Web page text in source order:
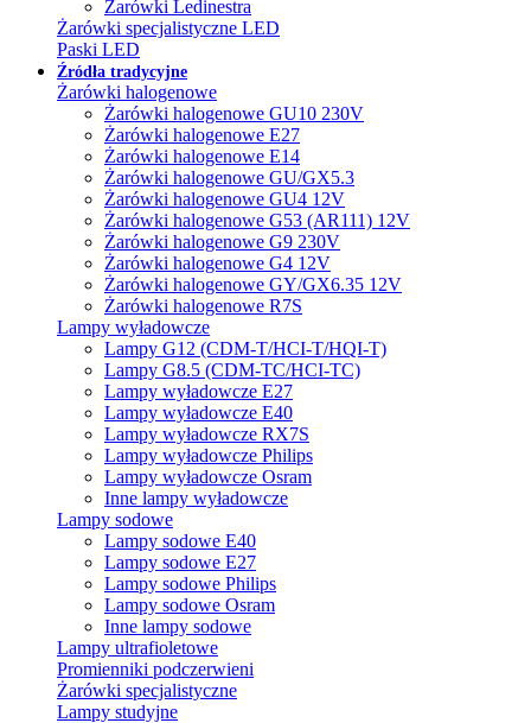
Żarówki Ledinestra
Żarówki specjalistyczne LED
Paski LED
Źródła tradycyjne
Żarówki halogenowe
Żarówki halogenowe GU10 230V
Żarówki halogenowe E27
Żarówki halogenowe E14
Żarówki halogenowe GU/GX5.3
Żarówki halogenowe GU4 12V
Żarówki halogenowe G53 (AR111) 12V
Żarówki halogenowe G9 230V
Żarówki halogenowe G4 12V
Żarówki halogenowe GY/GX6.35 12V
Żarówki halogenowe R7S
Lampy wyładowcze
Lampy G12 (CDM-T/HCI-T/HQI-T)
Lampy G8.5 (CDM-TC/HCI-TC)
Lampy wyładowcze E27
Lampy wyładowcze E40
Lampy wyładowcze RX7S
Lampy wyładowcze Philips
Lampy wyładowcze Osram
Inne lampy wyładowcze
Lampy sodowe
Lampy sodowe E40
Lampy sodowe E27
Lampy sodowe Philips
Lampy sodowe Osram
Inne lampy sodowe
Lampy ultrafioletowe
Promienniki podczerwieni
Żarówki specjalistyczne
Lampy studyjne